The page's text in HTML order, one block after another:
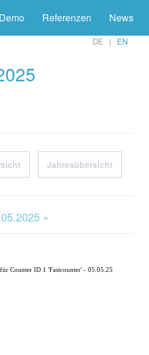
Demo Referenzen News
DE EN
Jahresübersicht
»
Counter ID 1 'Fastcounter' - 05.05.25